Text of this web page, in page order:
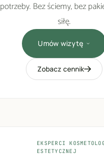
potrzeby. Bez ściemy, bez
siłę.
Umów wizytę
Zobacz cennik
EKSPERCI
ESTETYCZNEJ